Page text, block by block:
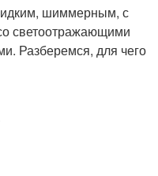
шиммерным, с
светоотражающими
Разберемся, для чего